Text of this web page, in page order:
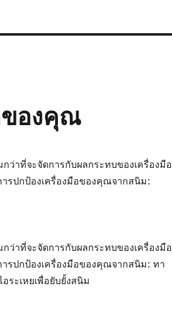
ของคุณ
ว่าที่จะจัดการกับผลกระทบของเครื่องมือ
รปกป้องเครื่องมือของคุณจากสนิม:
ว่าที่จะจัดการกับผลกระทบของเครื่องมือ
รปกป้องเครื่องมือของคุณจากสนิม: ทา
ระเหยเพื่อยับยั้งสนิม
ครื่องมือของคุณ”